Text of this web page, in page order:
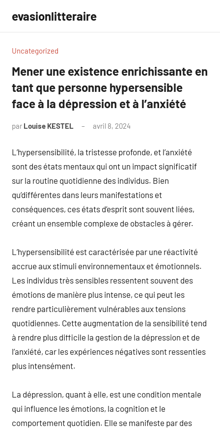
contenu
evasionlitteraire
Uncategorized
Mener une existence enrichissante en
tant que personne hypersensible
face à la dépression et à l’anxiété
par Louise KESTEL avril 8, 2024
L’hypersensibilité, la tristesse profonde, et l’anxiété
sont des états mentaux qui ont un impact significatif
sur la routine quotidienne des individus. Bien
qu’différentes dans leurs manifestations et
conséquences, ces états d’esprit sont souvent liées,
créant un ensemble complexe de obstacles à gérer.
L’hypersensibilité est caractérisée par une réactivité
accrue aux stimuli environnementaux et émotionnels.
Les individus très sensibles ressentent souvent des
émotions de manière plus intense, ce qui peut les
rendre particulièrement vulnérables aux tensions
quotidiennes. Cette augmentation de la sensibilité tend
à rendre plus difficile la gestion de la dépression et de
l’anxiété, car les expériences négatives sont ressenties
plus intensément.
La dépression, quant à elle, est une condition mentale
qui influence les émotions, la cognition et le
comportement quotidien. Elle se manifeste par des